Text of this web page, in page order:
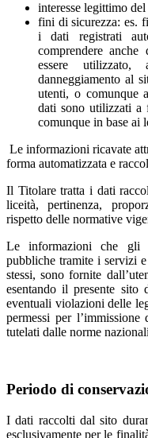
interesse legittimo
fini di sicurezza: es.
i dati registrati
comprendere
essere
danneggiamento al
utenti, o comunque
dati sono utilizzati
comunque in base ai
Le informazioni ricavate
forma automatizzata e
Il Titolare tratta i dati
liceità, pertinenza,
rispetto delle normative
Le informazioni che gli
pubbliche tramite i servizi
stessi, sono fornite
esentando il presente sito
eventuali violazioni delle
permessi per
tutelati dalle norme
Periodo di
I dati raccolti dal sito
esclusivamente per le